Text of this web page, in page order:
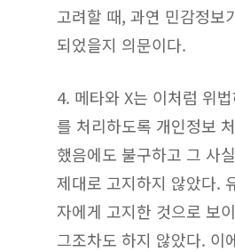
고려할 때, 과연 민감정보
되었을지 의문이다.
4. 메타와 X는 이처럼 위
를 처리하도록 개인정보
했음에도 불구하고 그 사
제대로 고지하지 않았다.
자에게 고지한 것으로 보
그조차도 하지 않았다. 이